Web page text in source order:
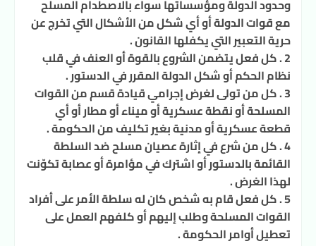
وحدود الدولة ومؤسساتها سواء بالاصطدام المسلح
مع قوات الدولة أو أي شكل من الأشكال التي تخرج عن
حرية التعبير التي يكفلها القانون .
2 . كل فعل يتضمن الشروع بالقوة أو العنف في قلب
نظام الحكم أو شكل الدولة المقرر في الدستور .
3 . كل من تولى لغرض إجرامي قيادة قسم من القوات
المسلحة أو نقطة عسكرية أو ميناء أو مطار أو أي
قطعة عسكرية أو مدنية بغير تكليف من الحكومة .
4 . كل من شرع في إثارة عصيان مسلح ضد السلطة
القائمة بالدستور أو اشترك في مؤامرة أو عصابة تكوّنت
لهذا الغرض .
5 . كل فعل قام به شخص كان له سلطة الأمر على أفراد
القوات المسلحة وطلب إليهم أو كلفهم العمل على
تعطيل أوامر الحكومة .